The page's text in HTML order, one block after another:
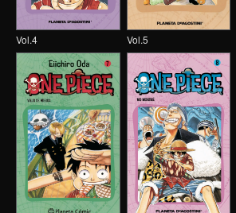
Vol.4 Vol.5